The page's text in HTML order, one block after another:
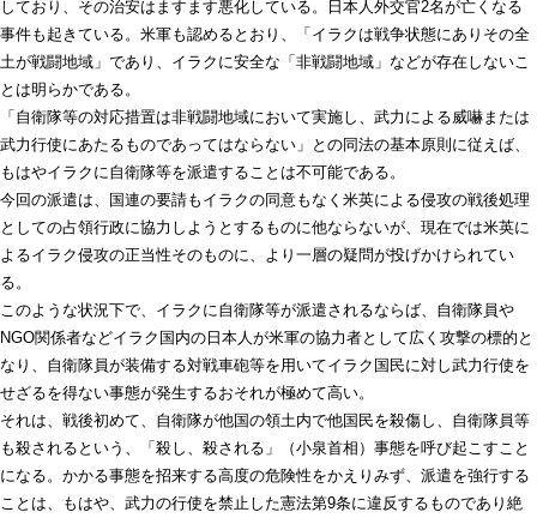
しており、その治安はますます悪化している。日本人外交官2名が亡くなる
事件も起きている。米軍も認めるとおり、「イラクは戦争状態にありその全
土が戦闘地域」であり、イラクに安全な「非戦闘地域」などが存在しないこ
とは明らかである。
「自衛隊等の対応措置は非戦闘地域において実施し、武力による威嚇または
武力行使にあたるものであってはならない」との同法の基本原則に従えば、
もはやイラクに自衛隊等を派遣することは不可能である。
今回の派遣は、国連の要請もイラクの同意もなく米英による侵攻の戦後処理
としての占領行政に協力しようとするものに他ならないが、現在では米英に
よるイラク侵攻の正当性そのものに、より一層の疑問が投げかけられてい
る。
このような状況下で、イラクに自衛隊等が派遣されるならば、自衛隊員や
NGO関係者などイラク国内の日本人が米軍の協力者として広く攻撃の標的と
なり、自衛隊員が装備する対戦車砲等を用いてイラク国民に対し武力行使を
せざるを得ない事態が発生するおそれが極めて高い。
それは、戦後初めて、自衛隊が他国の領土内で他国民を殺傷し、自衛隊員等
も殺されるという、「殺し、殺される」（小泉首相）事態を呼び起こすこと
になる。かかる事態を招来する高度の危険性をかえりみず、派遣を強行する
ことは、もはや、武力の行使を禁止した憲法第9条に違反するものであり絶